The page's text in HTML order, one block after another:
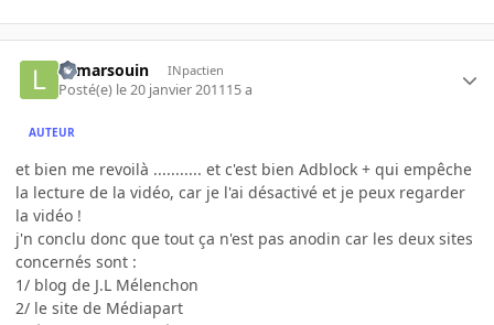
le marsouin INpactien
Posté(e) le 20 janvier 201115 a
AUTEUR
et bien me revoilà ........... et c'est bien Adblock + qui empêche
la lecture de la vidéo, car je l'ai désactivé et je peux regarder
la vidéo !
j'n conclu donc que tout ça n'est pas anodin car les deux sites
concernés sont :
1/ blog de J.L Mélenchon
2/ le site de Médiapart